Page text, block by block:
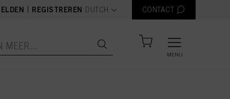
REGISTREREN text.language
DUTCH CONTACT
MENU